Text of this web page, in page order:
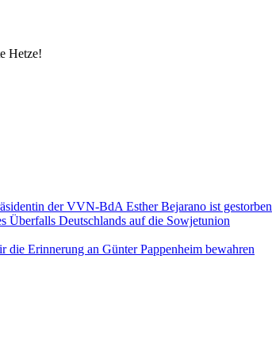
Hetze!
der VVN-BdA Esther Bejarano ist gestorben
Überfalls Deutschlands auf die Sowjetunion
Erinnerung an Günter Pappenheim bewahren